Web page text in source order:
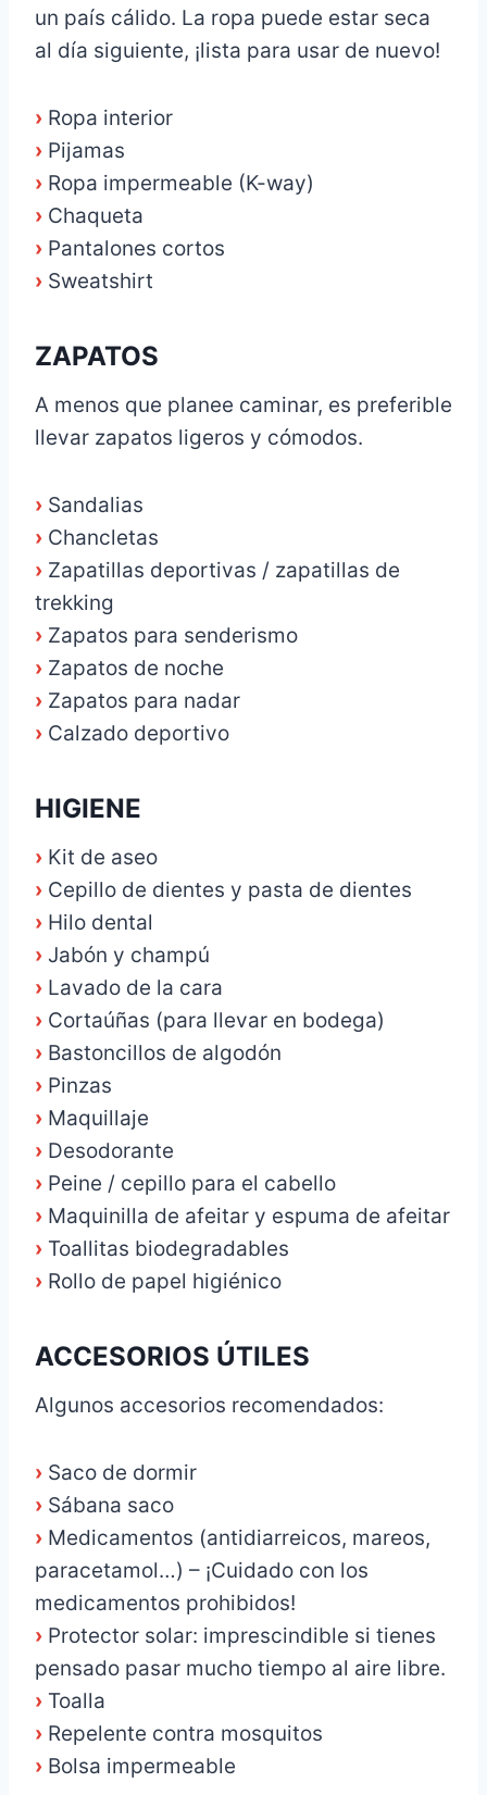
un país cálido. La ropa puede estar seca
al día siguiente, ¡lista para usar de nuevo!
› Ropa interior
› Pijamas
› Ropa impermeable (K-way)
› Chaqueta
› Pantalones cortos
› Sweatshirt
ZAPATOS
A menos que planee caminar, es preferible
llevar zapatos ligeros y cómodos.
› Sandalias
› Chancletas
› Zapatillas deportivas / zapatillas de
trekking
› Zapatos para senderismo
› Zapatos de noche
› Zapatos para nadar
› Calzado deportivo
HIGIENE
› Kit de aseo
› Cepillo de dientes y pasta de dientes
› Hilo dental
› Jabón y champú
› Lavado de la cara
› Cortaúñas (para llevar en bodega)
› Bastoncillos de algodón
› Pinzas
› Maquillaje
› Desodorante
› Peine / cepillo para el cabello
› Maquinilla de afeitar y espuma de afeitar
› Toallitas biodegradables
› Rollo de papel higiénico
ACCESORIOS ÚTILES
Algunos accesorios recomendados:
› Saco de dormir
› Sábana saco
› Medicamentos (antidiarreicos, mareos,
paracetamol…) – ¡Cuidado con los
medicamentos prohibidos!
› Protector solar: imprescindible si tienes
pensado pasar mucho tiempo al aire libre.
› Toalla
› Repelente contra mosquitos
› Bolsa impermeable